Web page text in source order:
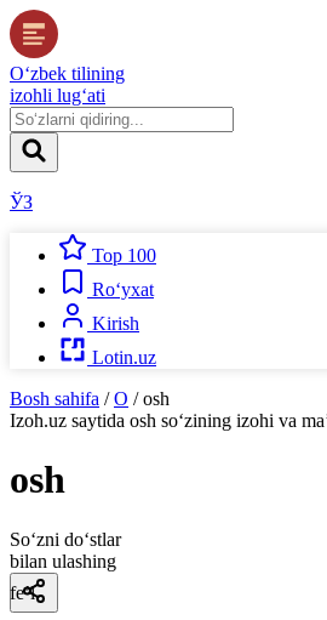
O‘zbek tilining
izohli lug‘ati
ЎЗ
Top 100
Ro‘yxat
Kirish
Lotin.uz
Bosh sahifa / O / osh
Izoh.uz saytida osh so‘zining izohi va
osh
So‘zni do‘stlar
bilan ulashing
fe’l